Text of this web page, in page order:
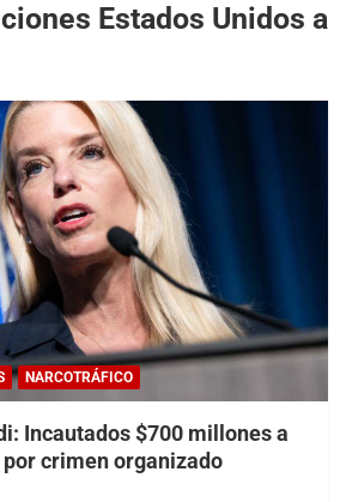
Estados Unidos a
NARCOTRÁFICO
Incautados $700 millones a
crimen organizado